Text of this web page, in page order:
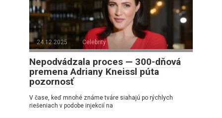
24.12.2025 Celebrity
Nepodvádzala proces — 300-dňová
premena Adriany Kneissl púta
pozornosť
V čase, keď mnohé známe tváre siahajú po rýchlych
riešeniach v podobe injekcií na